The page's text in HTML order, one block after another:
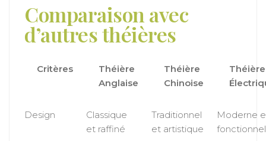
Comparaison avec
d’autres théières
Critères
Théière
Anglaise
Théière
Chinoise
Théière
Design
Classique
et raffiné
Traditionnel
et artistique
Moderne
fonctionnel